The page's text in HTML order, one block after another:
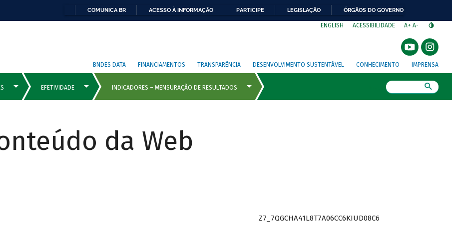
COMUNICA BR ACESSO À INFORMAÇÃO PARTICIPE LEGISLAÇÃO ÓRGÃOS DO GOVERNO
ENGLISH ACESSIBILIDADE A+ A-
BNDES DATA FINANCIAMENTOS TRANSPARÊNCIA DESENVOLVIMENTO SUSTENTÁVEL CONHECIMENTO IMPRENSA
da Web
Z7_7QGCHA41L8T7A06CC6KIUD08C6